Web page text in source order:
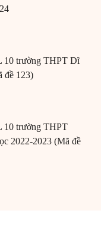
10 trường THPT Dĩ
đề 123)
10 trường THPT
2022-2023 (Mã đề